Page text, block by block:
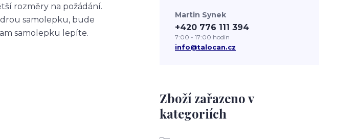
rozměry na požádání.
samolepku, bude
samolepku lepíte.
Zboží zařazeno v
kategoriích
Martin Synek
+420 776 111 394
7:00 - 17:00 hodin
info@talocan.cz